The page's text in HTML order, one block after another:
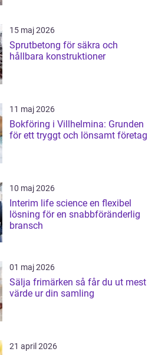
15 maj 2026
Sprutbetong för säkra och
hållbara konstruktioner
11 maj 2026
Bokföring i Villhelmina: Grunden
för ett tryggt och lönsamt företag
10 maj 2026
Interim life science en flexibel
lösning för en snabbföränderlig
bransch
01 maj 2026
Sälja frimärken så får du ut mest
värde ur din samling
21 april 2026